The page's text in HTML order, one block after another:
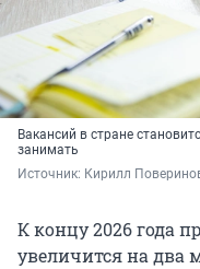
Вакансий в стране
занимать
Источник: Кирилл
К концу 2026 года
увеличится на два